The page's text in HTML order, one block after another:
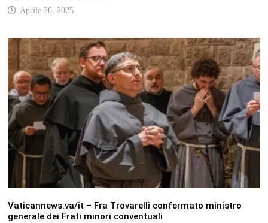
Aprile 26, 2025
Vaticannews.va/it – Fra Trovarelli confermato ministro
generale dei Frati minori conventuali